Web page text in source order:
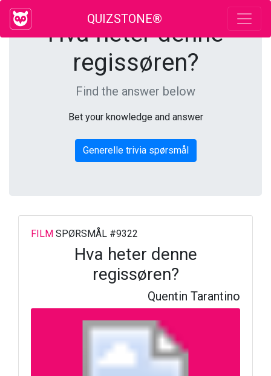
QUIZSTONE®
Hva heter denne
regissøren?
Find the answer below
Bet your knowledge and answer
Generelle trivia spørsmål
FILM SPØRSMÅL #9322
Hva heter denne
regissøren?
Quentin Tarantino